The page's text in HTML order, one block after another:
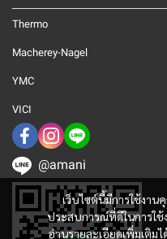
เว็บไซต์นี้มีการใช้งา
ประสบการณ์ที่ดีในการใช้
อ่านรายละเอียดเพิ่มเติมไ
Thermo
Macherey-Nagel
YMC
VICI
@amani